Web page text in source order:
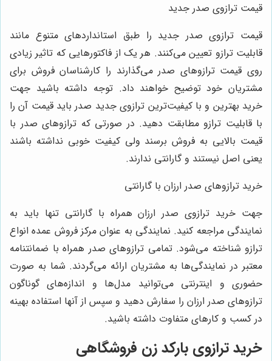
قیمت ترازوی صدر جدید
قیمت ترازوی صدر جدید را طبق استانداردهای متنوع مانند
قابلیت ترازو تعیین می‌کنند. هر یک از فاکتورهایی که تاثیر زیادی
روی قیمت ترازوهای صدر می‌گذارند را کارشناسان فروش برای
مشتریان خود توضیح خواهند داد. توجه داشته باشید جهت
خرید بهترین و با کیفیت‌ترین ترازوی جدید صدر باید قیمت آن را
با قابلیت ترازو مطابقت دهید. در صورتی که ترازوهای صدر با
قیمت بالایی به فروش برسند ولی کیفیت خوبی نداشته باشند
یعنی اصل نیستند و گارانتی ندارند.
خرید ترازوهای صدر ارزان با گارانتی
جهت خرید ترازوی صدر ارزان همراه با گارانتی تنها باید به
نمایندگی مراجعه کنید. نمایندگی به عنوان مرکز فروش عمده انواع
ترازو شناخته می‌شود. تمامی ترازوهای صدر همراه با ضمانتنامه
معتبر در نمایندگی‌ها به مشتریان ارائه می‌گردند. شما به صورت
حضوری و اینترنتی می‌توانید مدل‌ها و اندازه‌های گوناگون
ترازوهای صدر ارزان را سفارش دهید و سپس از آنها استفاده بهینه
در کسب و کارهای متفاوت داشته باشید.
خرید ترازوی بارکد زن فروشگاهی